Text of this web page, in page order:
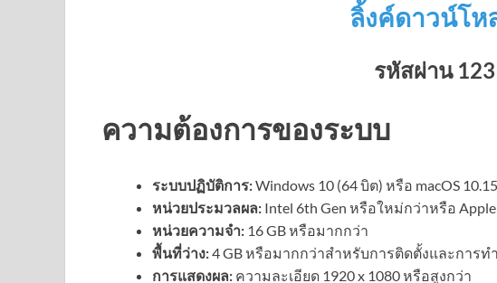
ลิ้งค์ดาวน์โห
รหัสผ่าน 123
ความต้องการของระบบ
ระบบปฏิบัติการ:Windows 10 (64 บิต) หรือ macOS
หน่วยประมวลผล: Intel 6th Gen หรือใหม่กว่าหรือ Apple
หน่วยความจำ: 16 GB หรือมากกว่า
พื้นที่ว่าง:4 GB หรือมากกว่าสำหรับการติดตั้งและการท
การแสดงผล: ความละเอียด 1920 x 1080 หรือสูงกว่า